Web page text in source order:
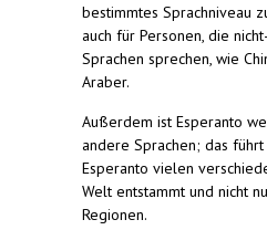
bestimmtes Sprachniveau
auch für Personen, die
Sprachen sprechen, wie
Araber.
Außerdem ist Esperanto
andere Sprachen; das
Esperanto vielen
Welt entstammt und nicht
Regionen.